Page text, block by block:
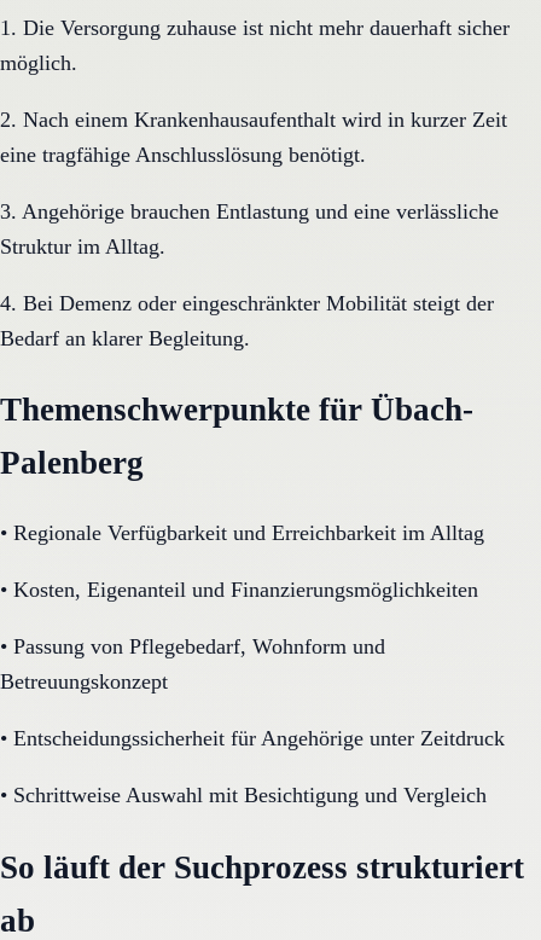
1. Die Versorgung zuhause ist nicht mehr dauerhaft sicher
möglich.
2. Nach einem Krankenhausaufenthalt wird in kurzer Zeit
eine tragfähige Anschlusslösung benötigt.
3. Angehörige brauchen Entlastung und eine verlässliche
Struktur im Alltag.
4. Bei Demenz oder eingeschränkter Mobilität steigt der
Bedarf an klarer Begleitung.
Themenschwerpunkte für Übach-
Palenberg
• Regionale Verfügbarkeit und Erreichbarkeit im Alltag
• Kosten, Eigenanteil und Finanzierungsmöglichkeiten
• Passung von Pflegebedarf, Wohnform und
Betreuungskonzept
• Entscheidungssicherheit für Angehörige unter Zeitdruck
• Schrittweise Auswahl mit Besichtigung und Vergleich
So läuft der Suchprozess strukturiert
ab